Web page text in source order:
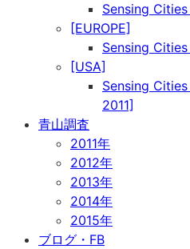
Sensing
[EUROPE]
Sensing
[USA]
Sensing
2011]
青山調査
2011年
2012年
2013年
2014年
2015年
ブログ・FB